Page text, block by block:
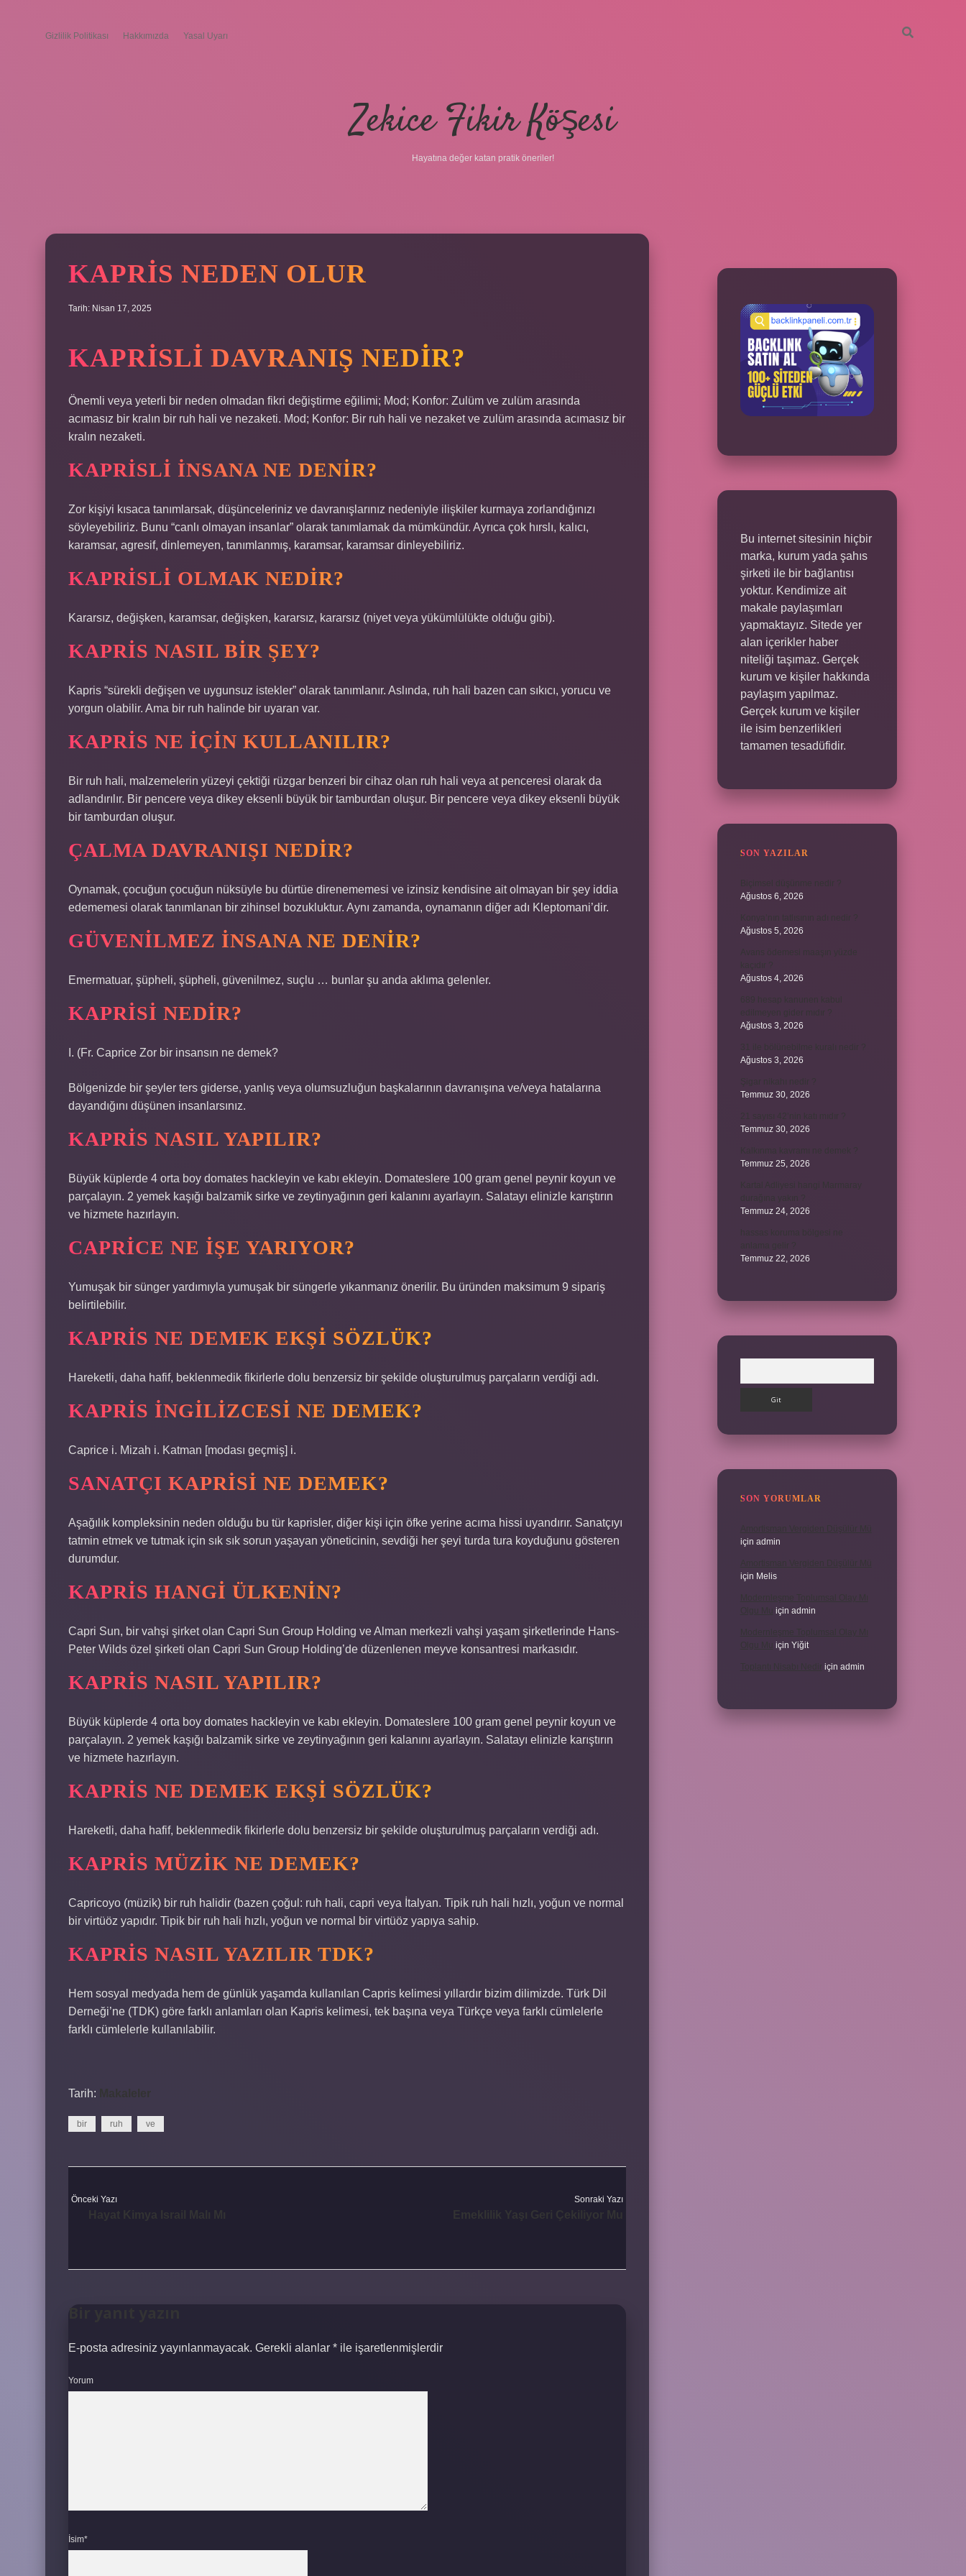
Gizlilik Politikası Hakkımızda Yasal Uyarı
Zekice Fikir Köşesi
Hayatına değer katan pratik öneriler!
KAPRIS NEDEN OLUR
Tarih: Nisan 17, 2025
KAPRISLI DAVRANIŞ NEDIR?
Önemli veya yeterli bir neden olmadan fikri değiştirme eğilimi; Mod; Konfor: Zulüm ve zulüm arasında
acımasız bir kralın bir ruh hali ve nezaketi. Mod; Konfor: Bir ruh hali ve nezaket ve zulüm arasında acımasız bir
kralın nezaketi.
KAPRISLI INSANA NE DENIR?
Zor kişiyi kısaca tanımlarsak, düşünceleriniz ve davranışlarınız nedeniyle ilişkiler kurmaya zorlandığınızı
söyleyebiliriz. Bunu “canlı olmayan insanlar” olarak tanımlamak da mümkündür. Ayrıca çok hırslı, kalıcı,
karamsar, agresif, dinlemeyen, tanımlanmış, karamsar, karamsar dinleyebiliriz.
KAPRISLI OLMAK NEDIR?
Kararsız, değişken, karamsar, değişken, kararsız, kararsız (niyet veya yükümlülükte olduğu gibi).
KAPRIS NASIL BIR ŞEY?
Kapris “sürekli değişen ve uygunsuz istekler” olarak tanımlanır. Aslında, ruh hali bazen can sıkıcı, yorucu ve
yorgun olabilir. Ama bir ruh halinde bir uyaran var.
KAPRIS NE IÇIN KULLANILIR?
Bir ruh hali, malzemelerin yüzeyi çektiği rüzgar benzeri bir cihaz olan ruh hali veya at penceresi olarak da
adlandırılır. Bir pencere veya dikey eksenli büyük bir tamburdan oluşur. Bir pencere veya dikey eksenli büyük
bir tamburdan oluşur.
ÇALMA DAVRANIŞI NEDIR?
Oynamak, çocuğun çocuğun nüksüyle bu dürtüe direnememesi ve izinsiz kendisine ait olmayan bir şey iddia
edememesi olarak tanımlanan bir zihinsel bozukluktur. Aynı zamanda, oynamanın diğer adı Kleptomani’dir.
GÜVENILMEZ INSANA NE DENIR?
Emermatuar, şüpheli, şüpheli, güvenilmez, suçlu … bunlar şu anda aklıma gelenler.
KAPRISI NEDIR?
I. (Fr. Caprice Zor bir insansın ne demek?
Bölgenizde bir şeyler ters giderse, yanlış veya olumsuzluğun başkalarının davranışına ve/veya hatalarına
dayandığını düşünen insanlarsınız.
KAPRIS NASIL YAPILIR?
Büyük küplerde 4 orta boy domates hackleyin ve kabı ekleyin. Domateslere 100 gram genel peynir koyun ve
parçalayın. 2 yemek kaşığı balzamik sirke ve zeytinyağının geri kalanını ayarlayın. Salatayı elinizle karıştırın
ve hizmete hazırlayın.
CAPRICE NE IŞE YARIYOR?
Yumuşak bir sünger yardımıyla yumuşak bir süngerle yıkanmanız önerilir. Bu üründen maksimum 9 sipariş
belirtilebilir.
KAPRIS NE DEMEK EKŞI SÖZLÜK?
Hareketli, daha hafif, beklenmedik fikirlerle dolu benzersiz bir şekilde oluşturulmuş parçaların verdiği adı.
KAPRIS INGILIZCESI NE DEMEK?
Caprice i. Mizah i. Katman [modası geçmiş] i.
SANATÇI KAPRISI NE DEMEK?
Aşağılık kompleksinin neden olduğu bu tür kaprisler, diğer kişi için öfke yerine acıma hissi uyandırır. Sanatçıyı
tatmin etmek ve tutmak için sık sık sorun yaşayan yöneticinin, sevdiği her şeyi turda tura koyduğunu gösteren
durumdur.
KAPRIS HANGI ÜLKENIN?
Capri Sun, bir vahşi şirket olan Capri Sun Group Holding ve Alman merkezli vahşi yaşam şirketlerinde Hans-
Peter Wilds özel şirketi olan Capri Sun Group Holding’de düzenlenen meyve konsantresi markasıdır.
KAPRIS NASIL YAPILIR?
Büyük küplerde 4 orta boy domates hackleyin ve kabı ekleyin. Domateslere 100 gram genel peynir koyun ve
parçalayın. 2 yemek kaşığı balzamik sirke ve zeytinyağının geri kalanını ayarlayın. Salatayı elinizle karıştırın
ve hizmete hazırlayın.
KAPRIS NE DEMEK EKŞI SÖZLÜK?
Hareketli, daha hafif, beklenmedik fikirlerle dolu benzersiz bir şekilde oluşturulmuş parçaların verdiği adı.
KAPRIS MÜZIK NE DEMEK?
Capricoyo (müzik) bir ruh halidir (bazen çoğul: ruh hali, capri veya İtalyan. Tipik ruh hali hızlı, yoğun ve normal
bir virtüöz yapıdır. Tipik bir ruh hali hızlı, yoğun ve normal bir virtüöz yapıya sahip.
KAPRIS NASIL YAZILIR TDK?
Hem sosyal medyada hem de günlük yaşamda kullanılan Capris kelimesi yıllardır bizim dilimizde. Türk Dil
Derneği’ne (TDK) göre farklı anlamları olan Kapris kelimesi, tek başına veya Türkçe veya farklı cümlelerle
farklı cümlelerle kullanılabilir.
Tarih: Makaleler
bir ruh ve
Önceki Yazı Sonraki Yazı
E-posta adresiniz yayınlanmayacak. Gerekli alanlar * ile işaretlenmişlerdir
Yorum
İsim*
Bu internet sitesinin hiçbir
marka, kurum yada şahıs
şirketi ile bir bağlantısı
yoktur. Kendimize ait
makale paylaşımları
yapmaktayız. Sitede yer
alan içerikler haber
niteliği taşımaz. Gerçek
kurum ve kişiler hakkında
paylaşım yapılmaz.
Gerçek kurum ve kişiler
ile isim benzerlikleri
tamamen tesadüfidir.
SON YAZILAR
Ağustos 6, 2026
Ağustos 5, 2026
Ağustos 4, 2026
Ağustos 3, 2026
Ağustos 3, 2026
Temmuz 30, 2026
Temmuz 30, 2026
Temmuz 25, 2026
Temmuz 24, 2026
Temmuz 22, 2026
SON YORUMLAR
için admin
için Melis
için admin
için Yiğit
için admin